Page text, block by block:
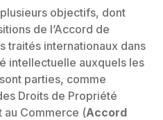
objectifs, dont
de l’Accord de
traités internationaux dans
intellectuelle auxquels les
parties, comme
Droits de Propriété
au Commerce (Accord